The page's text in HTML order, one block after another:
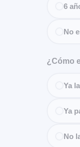
6
No
¿Cómo
Ya
Ya
No